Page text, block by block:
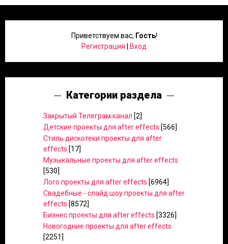
Приветствуем вас, Гость!
Регистрация
Вход
Категории раздела
Закрытый Телеграм канал [2]
Детские проекты для after effects [566]
Стиль дискотеки проекты для after
effects [17]
Музыкальные проекты для after effects
[530]
Лого проекты для after effects [6964]
Свадебные - слайд шоу проекты для after
effects [8572]
Бизнес проекты для after effects [3326]
Новогодние проекты для after effects
[2251]